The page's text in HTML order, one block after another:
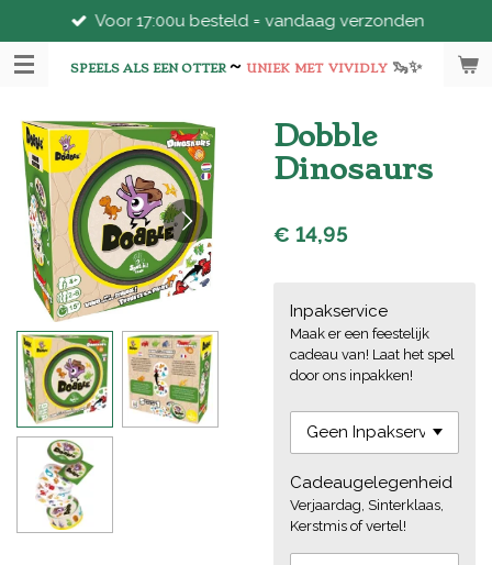
direct
naar
hoofdinhoud
SPEELS ALS EEN OTTER~ UNIEK MET VIVIDLY 🦦✨
Voor 17:00u besteld = vandaag verzonden
Dobble
Dinosaurs
€ 14,95
Inpakservice
Maak er een feestelijk
cadeau van! Laat het spel
door ons inpakken!
Cadeaugelegenheid
Verjaardag, Sinterklaas,
Kerstmis of vertel!